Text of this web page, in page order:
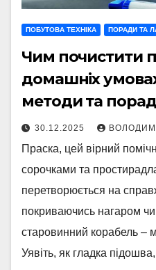
ПОБУТОВА ТЕХНІКА ПОРАДИ ТА
Чим почистити
домашніх
методи та
30.12.2025
Праска, цей вірний
сорочками та
перетворюється на
покриваючись нагаром
старовинний корабель –
Уявіть, як гладка